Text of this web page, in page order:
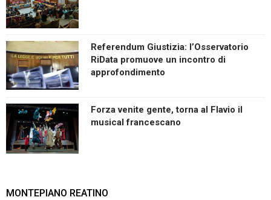
Referendum Giustizia: l’Osservatorio
RiData promuove un incontro di
approfondimento
Forza venite gente, torna al Flavio il
musical francescano
MONTEPIANO REATINO